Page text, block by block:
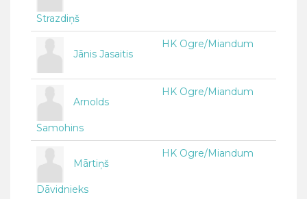
Strazdiņš
Jānis Jasaitis
HK Ogre/Miandum
Arnolds
Samohins
HK Ogre/Miandum
Mārtiņš
Dāvidnieks
HK Ogre/Miandum